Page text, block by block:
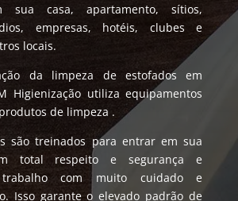
sua casa, apartamento, sítios,
empresas, hotéis, clubes e
locais.
da limpeza de estofados em
Higienização utiliza equipamentos
de limpeza .
são treinados para entrar em sua
total respeito e segurança e
com muito cuidado e
Isso garante o elevado padrão de